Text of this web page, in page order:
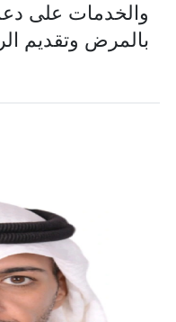
والخدمات على
بالمرض وتقديم